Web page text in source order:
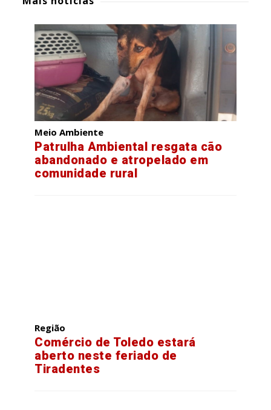
Meio Ambiente
Patrulha Ambiental resgata cão
abandonado e atropelado em
comunidade rural
Região
Comércio de Toledo estará
aberto neste feriado de
Tiradentes